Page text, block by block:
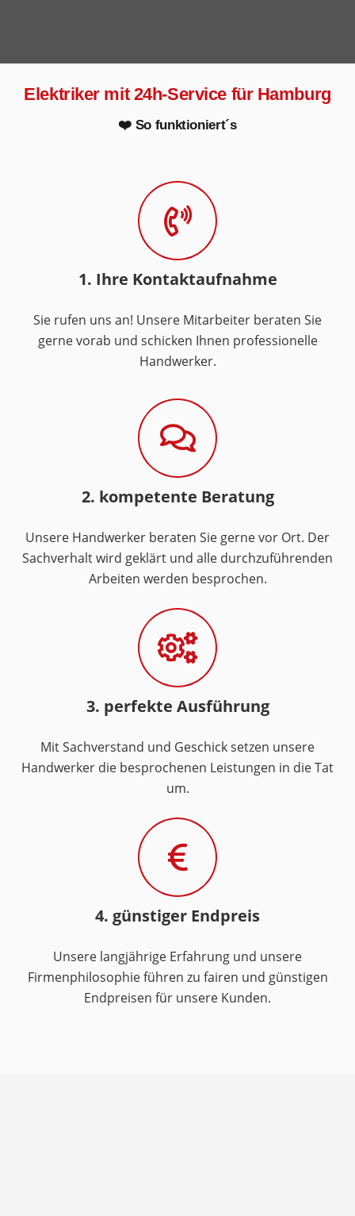
Elektriker mit 24h-Service für Hamburg
❤️ So funktioniert´s
1. Ihre Kontaktaufnahme
Sie rufen uns an! Unsere Mitarbeiter beraten Sie
gerne vorab und schicken Ihnen professionelle
Handwerker.
2. kompetente Beratung
Unsere Handwerker beraten Sie gerne vor Ort. Der
Sachverhalt wird geklärt und alle durchzuführenden
Arbeiten werden besprochen.
3. perfekte Ausführung
Mit Sachverstand und Geschick setzen unsere
Handwerker die besprochenen Leistungen in die Tat
um.
4. günstiger Endpreis
Unsere langjährige Erfahrung und unsere
Firmenphilosophie führen zu fairen und günstigen
Endpreisen für unsere Kunden.